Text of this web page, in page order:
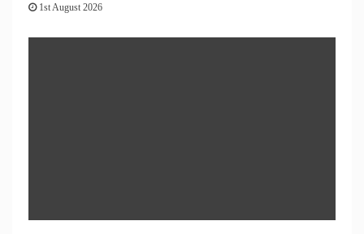
1st August 2026